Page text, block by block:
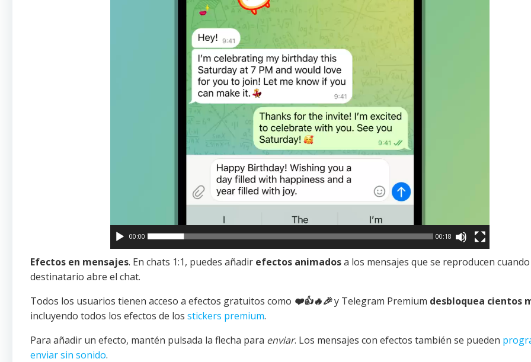
00:00 00:18
Efectos en mensajes. En chats 1:1, puedes añadir efectos animadosa los mensajes que se reproducen
destinatario abre el chat.
Todos los usuarios tienen acceso a efectos gratuitos como ❤️👍🔥🎉y Telegram Premium desbloquea cientos
incluyendo todos los efectos de los stickers premium.
Para añadir un efecto, mantén pulsada la flecha para enviar. Los mensajes con efectos también se pueden
enviar sin sonido.